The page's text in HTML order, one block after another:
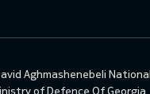
Aghmashenebeli
of Defence Of Georgia